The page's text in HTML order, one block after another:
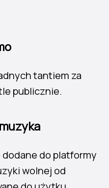
tantiem za
publicznie.
do platformy
wolnej od